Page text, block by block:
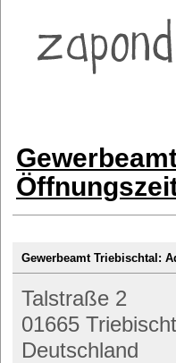
Gewerbeamt Triebischtal:
Talstraße 2
01665
Deutschland